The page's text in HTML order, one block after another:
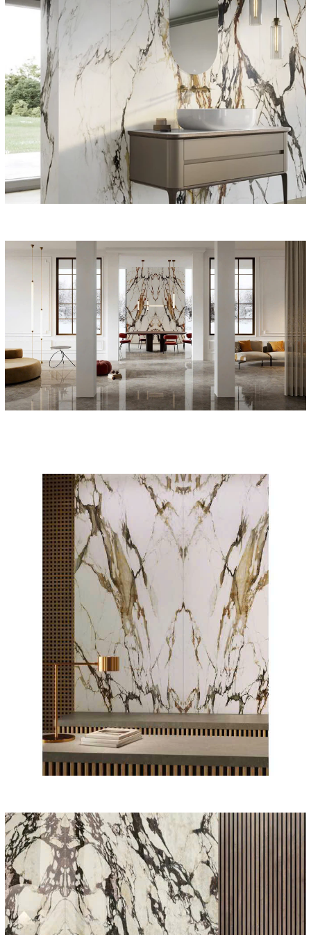
khoản của mình.
1. Thu thập thông tin cá nhân
- Chúng tôi thu thập, lưu trữ và xử lý thông tin của bạn cho quá
trình mua hàng và cho những thông báo sau này liên quan đến
đơn hàng, và để cung cấp dịch vụ, bao gồm một số thông tin cá
nhân: danh hiệu, tên, giới tính, ngày sinh, email, địa chỉ, địa chỉ
giao hàng, số điện thoại, fax, chi tiết thanh toán, chi tiết thanh
toán bằng thẻ hoặc chi tiết tài khoản ngân hàng.
- Chúng tôi sẽ dùng thông tin quý khách đã cung cấp để xử lý
đơn đặt hàng, cung cấp các dịch vụ và thông tin yêu cầu thông
qua website và theo yêu cầu của bạn.
- Hơn nữa, chúng tôi sẽ sử dụng các thông tin đó để quản lý tài
bao gồm thông tin sản phẩm và dịch vụ. Nếu quý khách không
muốn nhận bất cứ thông tin tiếp thị của chúng tôi thì có thể từ
chối bất cứ lúc nào.
- Chúng tôi có thể chuyển tên và địa chỉ cho bên thứ ba để họ
giao hàng cho bạn (ví dụ cho bên chuyển phát nhanh hoặc nhà
cung cấp).
- Chi tiết đơn đặt hàng của bạn được chúng tôi lưu giữ nhưng vì lí
do bảo mật nên chúng tôi không công khai trực tiếp được. Tuy
nhiên, quý khách có thể tiếp cận thông tin bằng cách đăng nhập
tài khoản trên web. Tại đây, quý khách sẽ thấy chi tiết đơn đặt
- Quý khách cam kết bảo mật dữ liệu cá nhân và không được
phép tiết lộ cho bên thứ ba. Chúng tôi không chịu bất kỳ trách
nhiệm nào cho việc dùng sai mật khẩu nếu đây không phải lỗi
của chúng tôi.
- Chúng tôi có thể dùng thông tin cá nhân của bạn để nghiên cứu
thị trường. mọi thông tin chi tiết sẽ được ẩn và chỉ được dùng để
thống kê. Quý khách có thể từ chối không tham gia bất cứ lúc
2. Bảo mật
- Chúng tôi có biện pháp thích hợp về kỹ thuật và an ninh để
ngăn chặn truy cập trái phép hoặc trái pháp luật hoặc mất mát
hoặc tiêu hủy hoặc thiệt hại cho thông tin của bạn.
- Chúng tôi khuyên quý khách không nên đưa thông tin chi tiết
về việc thanh toán với bất kỳ ai bằng e-mail, chúng tôi không
chịu trách nhiệm về những mất mát quý khách có thể gánh chịu
trong việc trao đổi thông tin của quý khách qua internet hoặc
- Quý khách tuyệt đối không sử dụng bất kỳ chương trình, công
cụ hay hình thức nào khác để can thiệp vào hệ thống hay làm
hay xâm nhập vào dữ liệu của hệ thống website. Mọi vi phạm sẽ
bị tước bỏ mọi quyền lợi cũng như sẽ bị truy tố trước pháp luật
nếu cần thiết.
- Mọi thông tin giao dịch sẽ được bảo mật nhưng trong trường
hợp cơ quan pháp luật yêu cầu, chúng tôi sẽ buộc phải cung cấp
những thông tin này cho các cơ quan pháp luật.
Các điều kiện, điều khoản và nội dung của trang web này được